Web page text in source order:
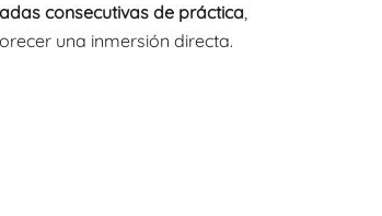
consecutivas de práctica,
una inmersión directa.